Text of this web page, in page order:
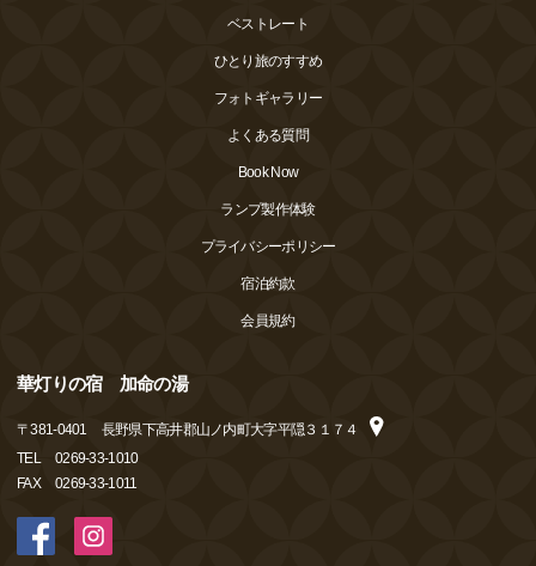
ベストレート
ひとり旅のすすめ
フォトギャラリー
よくある質問
Book Now
ランプ製作体験
プライバシーポリシー
宿泊約款
会員規約
華灯りの宿 加命の湯
〒381-0401
長野県下高井郡山ノ内町大字平隠３１７４
TEL
0269-33-1010
FAX
0269-33-1011